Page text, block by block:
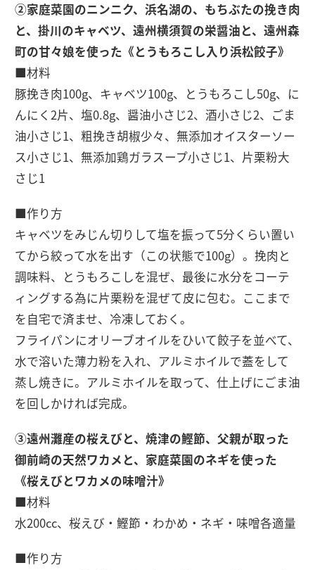
②家庭菜園のニンニク、浜名湖の、もちぶたの挽き肉
と、掛川のキャベツ、遠州横須賀の栄醤油と、遠州森
町の甘々娘を使った《とうもろこし入り浜松餃子》
■材料
豚挽き肉100g、キャベツ100g、とうもろこし50g、に
んにく2片、塩0.8g、醤油小さじ2、酒小さじ2、ごま
油小さじ1、粗挽き胡椒少々、無添加オイスターソー
ス小さじ1、無添加鶏ガラスープ小さじ1、片栗粉大
さじ1
■作り方
キャベツをみじん切りして塩を振って5分くらい置い
てから絞って水を出す（この状態で100g）。挽肉と
調味料、とうもろこしを混ぜ、最後に水分をコーテ
ィングする為に片栗粉を混ぜて皮に包む。ここまで
を自宅で済ませ、冷凍しておく。
フライパンにオリーブオイルをひいて餃子を並べて、
水で溶いた薄力粉を入れ、アルミホイルで蓋をして
蒸し焼きに。アルミホイルを取って、仕上げにごま油
を回しかければ完成。
③遠州灘産の桜えびと、焼津の鰹節、父親が取った
御前崎の天然ワカメと、家庭菜園のネギを使った
《桜えびとワカメの味噌汁》
■材料
水200cc、桜えび・鰹節・わかめ・ネギ・味噌各適量
■作り方